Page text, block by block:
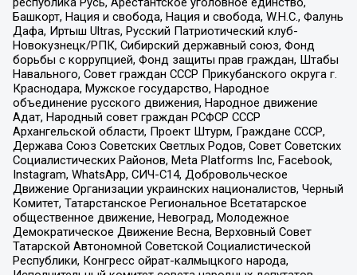
Башкорт, Нация и свобода, Нация и свобода, W.H.С., Фалунь
Дафа, Иртыш Ultras, Русский Патриотический клуб-
Новокузнецк/РПК, Сибирский державный союз, Фонд
борьбы с коррупцией, Фонд защиты прав граждан, Штабы
Навального, Совет граждан СССР Прикубанского округа г.
Краснодара, Мужское государство, Народное
объединение русского движения, Народное движение
Адат, Народный совет граждан РСФСР СССР
Архангельской области, Проект Штурм, Граждане СССР,
Держава Союз Советских Светлых Родов, Совет Советских
Социалистических Районов, Meta Platforms Inc, Facebook,
Instagram, WhatsApp, СИЧ-С14, Добровольческое
Движение Организации украинских националистов, Черный
Комитет, Татарстанское Региональное Всетатарское
общественное движение, Невоград, Молодежное
Демократическое Движение Весна, Верховный Совет
Татарской Автономной Советской Социалистической
Республики, Конгресс ойрат-калмыцкого народа,